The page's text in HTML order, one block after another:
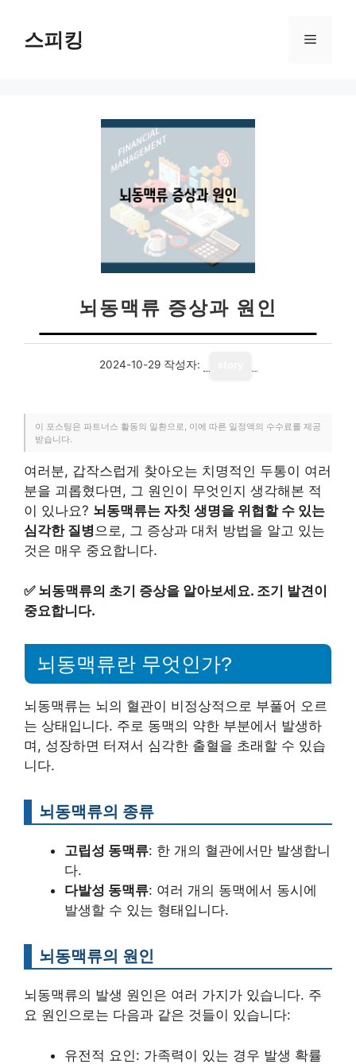
스피킹 메
뇌동맥류 증상과 원인
2024-10-29 작성자:
이 포스팅은 파트너스 활동의 일환으로, 이에 따른 일정액의 수수료를 제공
받습니다.
여러분, 갑작스럽게 찾아오는 치명적인 두통이 여러
분을 괴롭혔다면, 그 원인이 무엇인지 생각해본 적
이 있나요? 뇌동맥류는 자칫 생명을 위협할 수 있는
심각한 질병으로, 그 증상과 대처 방법을 알고 있는
것은 매우 중요합니다.
✅ 뇌동맥류의 초기 증상을 알아보세요. 조기 발견이
중요합니다.
뇌동맥류란 무엇인가?
뇌동맥류는 뇌의 혈관이 비정상적으로 부풀어 오르
는 상태입니다. 주로 동맥의 약한 부분에서 발생하
며, 성장하면 터져서 심각한 출혈을 초래할 수 있습
니다.
뇌동맥류의 종류
고립성 동맥류: 한 개의 혈관에서만 발생합니
다.
다발성 동맥류: 여러 개의 동맥에서 동시에
발생할 수 있는 형태입니다.
뇌동맥류의 원인
뇌동맥류의 발생 원인은 여러 가지가 있습니다. 주
요 원인으로는 다음과 같은 것들이 있습니다:
유전적 요인: 가족력이 있는 경우 발생 확률